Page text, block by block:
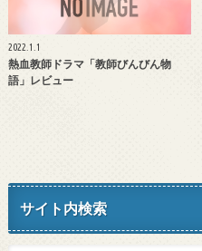
2022.1.1
熱血教師ドラマ「教師びんびん物
語」レビュー
サイト内検索